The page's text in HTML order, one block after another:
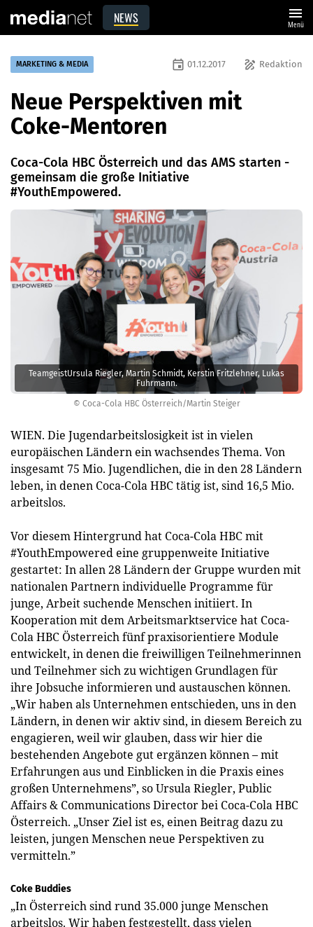
NEWS menu
Menü
© Coca-Cola HBC Österreich/Martin Steiger
TeamgeistUrsula Riegler, Martin Schmidt, Kerstin Fritzlehner, Lukas
Fuhrmann.
MARKETING & MEDIA draw Redaktion
event 01.12.2017
Neue Perspektiven mit
Coke-Mentoren
Coca-Cola HBC Österreich und das AMS starten ­
gemeinsam die große Initiative
#YouthEmpowered.
WIEN. Die Jugendarbeitslosigkeit ist in vielen
europäischen Ländern ein wachsendes Thema. Von
insgesamt 75 Mio. Jugendlichen, die in den 28 Ländern
leben, in denen Coca-Cola HBC ­tätig ist, sind 16,5 Mio.
arbeitslos.
Vor diesem Hintergrund hat Coca-Cola HBC mit
#YouthEmpowered eine gruppenweite Initiative
gestartet: In allen 28 Ländern der Gruppe wurden mit
nationalen Partnern individuelle Programme für
junge, Arbeit suchende Menschen initiiert. In
Kooperation mit dem Arbeitsmarktservice hat Coca-
Cola HBC Österreich fünf praxis­orientiere Module
entwickelt, in denen die freiwilligen Teilnehmerinnen
und Teilnehmer sich zu wichtigen Grundlagen für
ihre Jobsuche informieren und austauschen können.
„Wir haben als Unternehmen entschieden, uns in den
Ländern, in denen wir aktiv sind, in diesem Bereich zu
engagieren, weil wir glauben, dass wir hier die
bestehenden Angebote gut ergänzen können – mit
Erfahrungen aus und Einblicken in die Praxis eines
großen Unternehmens”, so Ursula Riegler, ­Public
Affairs & Communications Director bei Coca-Cola HBC
Österreich. „Unser Ziel ist es, einen Beitrag dazu zu
leisten, jungen Menschen neue Perspektiven zu
vermitteln.”
Coke Buddies
„In Österreich sind rund 35.000 junge Menschen
arbeitslos. Wir haben festgestellt, dass vielen